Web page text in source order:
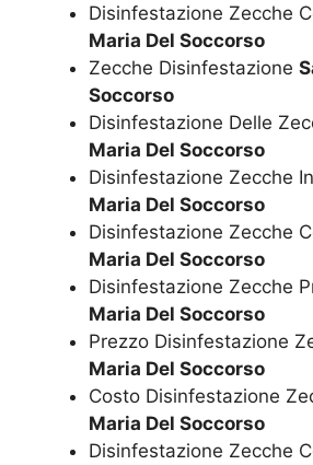
Disinfestazione Zecche
Maria Del Soccorso
Zecche Disinfestazione
Soccorso
Disinfestazione Delle
Maria Del Soccorso
Disinfestazione Zecche
Maria Del Soccorso
Disinfestazione Zecche
Maria Del Soccorso
Disinfestazione Zecche
Maria Del Soccorso
Prezzo Disinfestazione
Maria Del Soccorso
Costo Disinfestazione
Maria Del Soccorso
Disinfestazione Zecche